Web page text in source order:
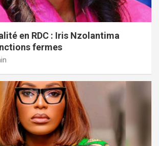
en RDC : Iris Nzolantima
fermes